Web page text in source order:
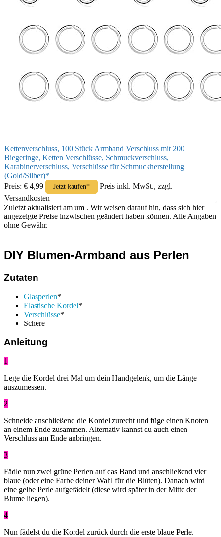
Kettenverschluss, 100 Stück Armband Verschluss mit 200
Biegeringe, Ketten Verschlüsse, Schmuckverschluss,
Karabinerverschluss, Verschlüsse für Schmuckherstellung
(Gold/Silber)*
Preis: € 4,99
Jetzt kaufen*
Preis inkl. MwSt., zzgl.
Versandkosten
Zuletzt aktualisiert am um . Wir weisen darauf hin, dass sich hier
angezeigte Preise inzwischen geändert haben können. Alle Angaben
ohne Gewähr.
DIY Blumen-Armband aus Perlen
Zutaten
Glasperlen*
Elastische Kordel*
Verschlüsse*
Schere
Anleitung
1
Lege die Kordel drei Mal um dein Handgelenk, um die Länge
auszumessen.
2
Schneide anschließend die Kordel zurecht und füge einen Knoten
an einem Ende zusammen. Alternativ kannst du auch einen
Verschluss am Ende anbringen.
3
Fädle nun zwei grüne Perlen auf das Band und anschließend vier
blaue (oder eine Farbe deiner Wahl für die Blüten). Danach wird
eine gelbe Perle aufgefädelt (diese wird später in der Mitte der
Blume liegen).
4
Nun fädelst du die Kordel zurück durch die erste blaue Perle.